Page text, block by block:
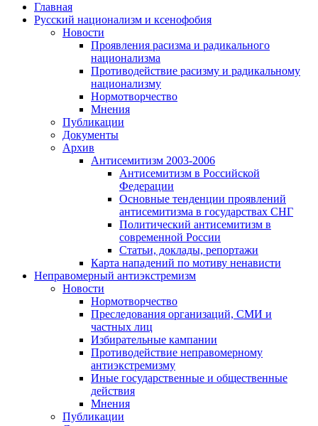
Главная
Русский национализм и ксенофобия
Новости
Проявления расизма и радикального
национализма
Противодействие расизму и радикальному
национализму
Нормотворчество
Мнения
Публикации
Документы
Архив
Антисемитизм 2003-2006
Антисемитизм в Российской
Федерации
Основные тенденции проявлений
антисемитизма в государствах СНГ
Политический антисемитизм в
современной России
Статьи, доклады, репортажи
Карта нападений по мотиву ненависти
Неправомерный антиэкстремизм
Новости
Нормотворчество
Преследования организаций, СМИ и
частных лиц
Избирательные кампании
Противодействие неправомерному
антиэкстремизму
Иные государственные и общественные
действия
Мнения
Публикации